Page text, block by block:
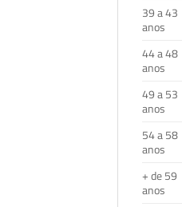
39 a 43
anos
44 a 48
anos
49 a 53
anos
54 a 58
anos
+ de 59
anos